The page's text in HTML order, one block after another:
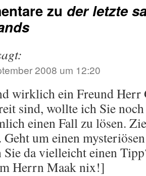
zu der letzte
2008 um 12:20
wirklich ein Freund Herr
sind, wollte ich Sie
einen Fall zu lösen.
Geht um einen
Sie da vielleicht einen
Herrn Maak nix!]